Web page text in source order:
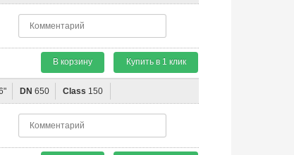
В корзину Купить в 1 клик
DN 650 Class 150